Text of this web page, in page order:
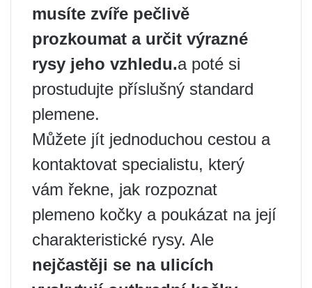
musíte zvíře pečlivě
prozkoumat a určit výrazné
rysy jeho vzhledu.a poté si
prostudujte příslušný standard
plemene.
Můžete jít jednoduchou cestou a
kontaktovat specialistu, který
vám řekne, jak rozpoznat
plemeno kočky a poukázat na její
charakteristické rysy. Ale
nejčastěji se na ulicích